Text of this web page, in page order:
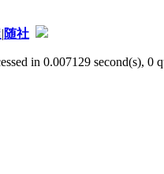
|随社
in 0.007129 second(s), 0